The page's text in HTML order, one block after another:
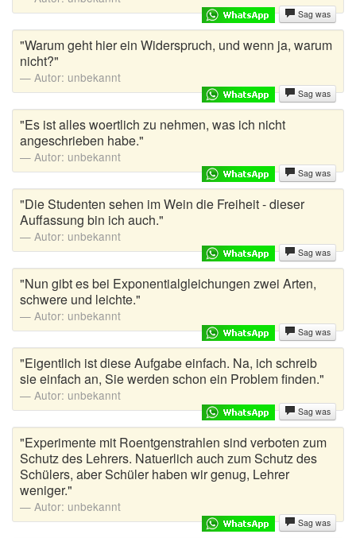
Sag was
"Warum geht hier ein Widerspruch, und wenn ja, warum
nicht?"
Autor: unbekannt
Sag was
"Es ist alles woertlich zu nehmen, was ich nicht
angeschrieben habe."
Autor: unbekannt
Sag was
"Die Studenten sehen im Wein die Freiheit - dieser
Auffassung bin ich auch."
Autor: unbekannt
Sag was
"Nun gibt es bei Exponentialgleichungen zwei Arten,
schwere und leichte."
Autor: unbekannt
Sag was
"Eigentlich ist diese Aufgabe einfach. Na, ich schreib
sie einfach an, Sie werden schon ein Problem finden."
Autor: unbekannt
Sag was
"Experimente mit Roentgenstrahlen sind verboten zum
Schutz des Lehrers. Natuerlich auch zum Schutz des
Schülers, aber Schüler haben wir genug, Lehrer
weniger."
Autor: unbekannt
Sag was